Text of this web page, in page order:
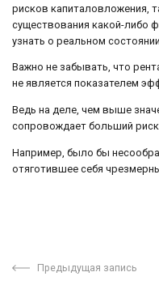
рисков капиталовложения,
существования какой-либо
узнать о реальном
Важно не забывать, что
не является показателем
Ведь на деле, чем выше
сопровождает больший
Например, было бы
отяготившее себя
Предыдущая запись